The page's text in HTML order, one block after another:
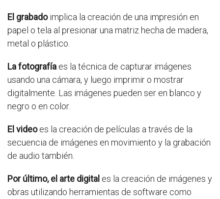
El grabadoimplica la creación de una impresión en
papel o tela al presionar una matriz hecha de madera,
metal o plástico.
La fotografía es la técnica de capturar imágenes
usando una cámara, y luego imprimir o mostrar
digitalmente. Las imágenes pueden ser en blanco y
negro o en color.
El videoes la creación de películas a través de la
secuencia de imágenes en movimiento y la grabación
de audio también.
Por último, el arte digital es la creación de imágenes y
obras utilizando herramientas de software como